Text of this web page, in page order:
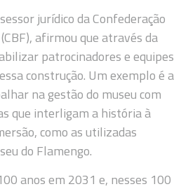
jurídico da Confederação
afirmou que através da
patrocinadores e equipes
construção. Um exemplo é a
na gestão do museu com
que interligam a história à
como as utilizadas
do Flamengo.
anos em 2031 e, nesses 100